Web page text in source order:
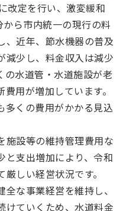
改定を行い、激変緩和
ら市内統一の現行の料
、近年、節水機器の普及
減少し、料金収入は減少
の水道管・水道施設が老
用が増加しています。
多くの費用がかかる見込
施設等の維持管理費用な
と支出増加により、令和
しい経営状況です。
な事業経営を維持し、
けていくため、水道料金